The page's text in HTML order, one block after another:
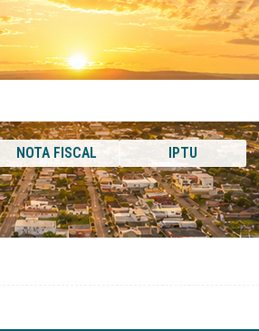
NOTA FISCAL IPTU